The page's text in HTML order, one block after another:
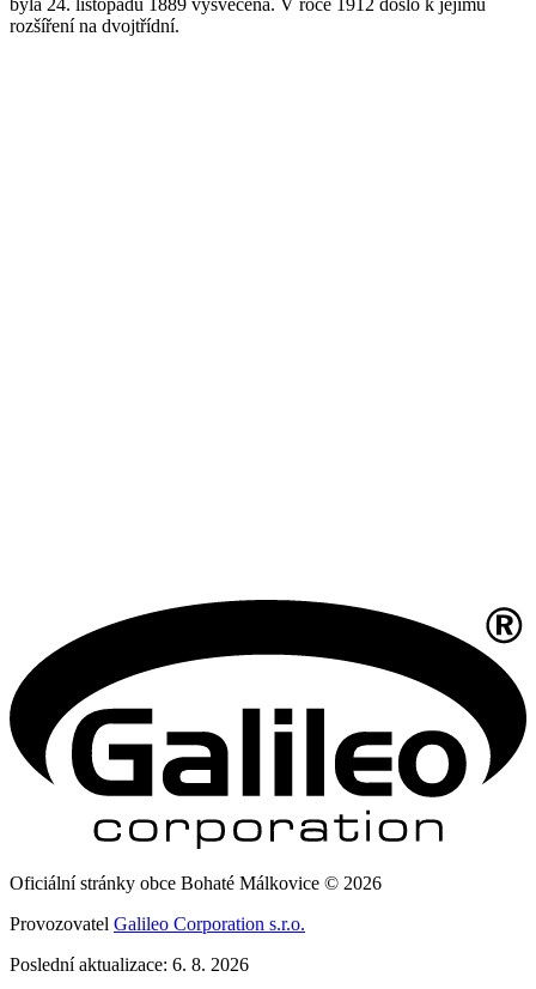
byla 24. listopadu 1889 vysvěcena. V roce 1912 došlo k jejímu
rozšíření na dvojtřídní.
Oficiální stránky obce Bohaté Málkovice © 2026
Provozovatel Galileo Corporation s.r.o.
Poslední aktualizace: 6. 8. 2026